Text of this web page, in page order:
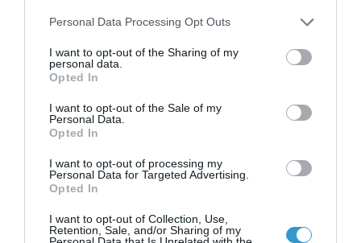
Please note that this website/app uses one or more Google
not limited to your visit or usage behaviour. You may click to
grant or deny consent to Google and its third-party tags to
use your data for below specified purposes in below Google
consent section.
Personal Data Processing Opt Outs
I want to opt-out of the Sharing of my
personal data.
Opted In
I want to opt-out of the Sale of my
Personal Data.
Opted In
I want to opt-out of processing my
Personal Data for Targeted Advertising.
Opted In
I want to opt-out of Collection, Use,
Retention, Sale, and/or Sharing of my
Posted on 04 Μαρ 2021